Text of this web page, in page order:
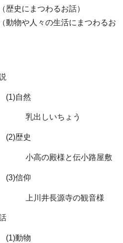
歴史にまつわるお話）
動物や人々の生活にまつわるお
(1)自然
乳出しいちょう
(2)歴史
小高の殿様と伝小路屋敷
(3)信仰
上川井長源寺の観音様
(1)動物